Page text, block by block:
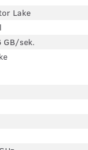
Lake
GB/sek.